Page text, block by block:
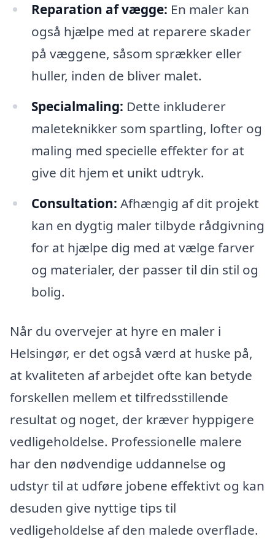
Reparation af vægge: En maler kan
også hjælpe med at reparere skader
på væggene, såsom sprækker eller
huller, inden de bliver malet.
Specialmaling: Dette inkluderer
maleteknikker som spartling, lofter og
maling med specielle effekter for at
give dit hjem et unikt udtryk.
Consultation: Afhængig af dit projekt
kan en dygtig maler tilbyde rådgivning
for at hjælpe dig med at vælge farver
og materialer, der passer til din stil og
bolig.
Når du overvejer at hyre en maler i
Helsingør, er det også værd at huske på,
at kvaliteten af arbejdet ofte kan betyde
forskellen mellem et tilfredsstillende
resultat og noget, der kræver hyppigere
vedligeholdelse. Professionelle malere
har den nødvendige uddannelse og
udstyr til at udføre jobene effektivt og kan
desuden give nyttige tips til
vedligeholdelse af den malede overflade.